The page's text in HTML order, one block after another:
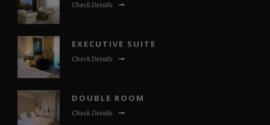
Check Details
EXECUTIVE SUITE
Check Details
DOUBLE ROOM
Check Details